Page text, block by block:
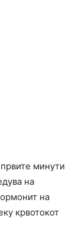
минути
на
на
крвотокот